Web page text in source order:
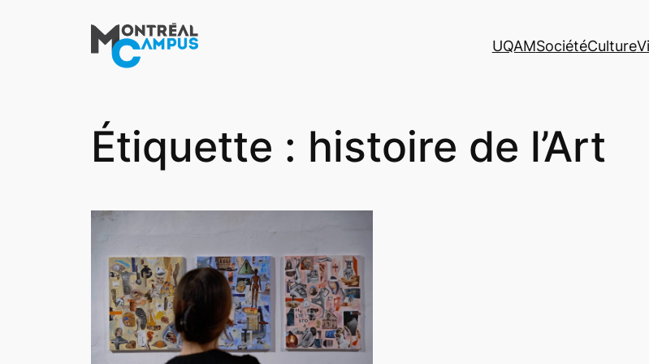
UQAMSociétéCulture
Étiquette : histoire de l’Art